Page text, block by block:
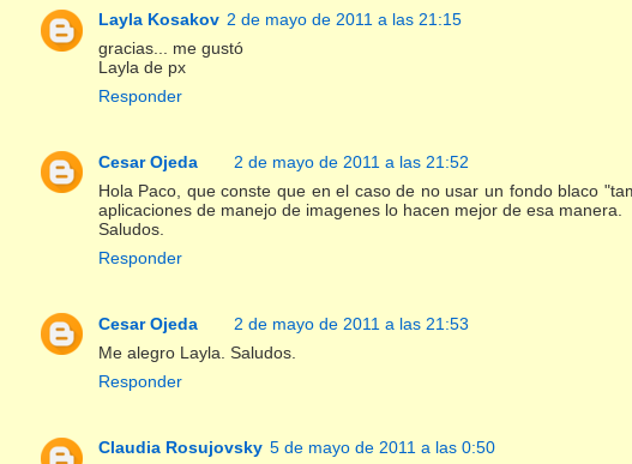
Layla Kosakov 2 de mayo de 2011 a las 21:15
gracias... me gustó
Layla de px
Responder
Cesar Ojeda
2 de mayo de 2011 a las 21:52
Hola Paco, que conste que en el caso de no usar un fondo blaco
aplicaciones de manejo de imagenes lo hacen mejor de esa manera.
Saludos.
Responder
Cesar Ojeda
2 de mayo de 2011 a las 21:53
Me alegro Layla. Saludos.
Responder
Claudia Rosujovsky 5 de mayo de 2011 a las 0:50